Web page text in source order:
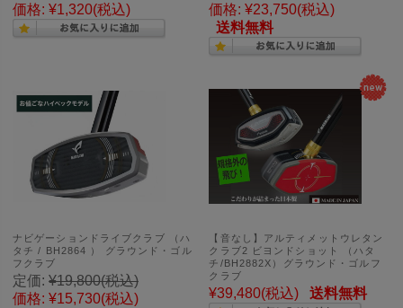
価格: ¥1,320(税込)
価格: ¥23,750(税込)
送料無料
ナビゲーションドライブクラブ （ハ
タチ / BH2864 ） グラウンド・ゴル
フクラブ
定価: ¥19,800(税込)
価格: ¥15,730(税込)
【音なし】アルティメットウレタン
クラブ2 ビヨンドショット （ハタ
チ/BH2882X）グラウンド・ゴルフ
クラブ
¥39,480(税込) 送料無料